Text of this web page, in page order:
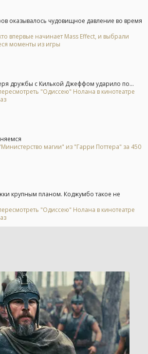
оказывалось чудовищное давление во время
впервые начинает Mass Effect, и выбрали
моменты из игры
дружбы с Килькой Джеффом ударило по...
"Одиссею" Нолана в кинотеатре
магии" из "Гарри Поттера" за 450
крупным планом. Коджумбо такое не
"Одиссею" Нолана в кинотеатре